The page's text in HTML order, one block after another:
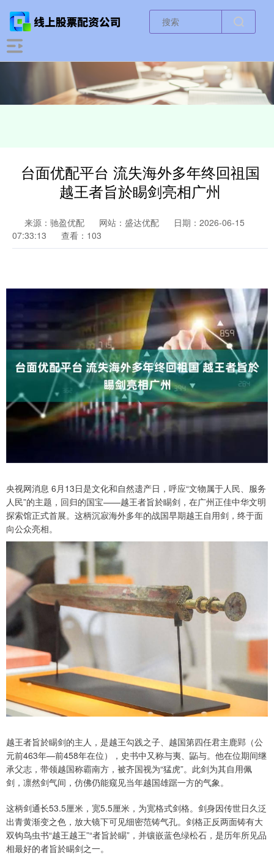
台面优配平台 流失海外多年终回祖国
越王者旨於睗剑亮相广州
来源：驰盈优配 网站：盛达优配
日期：2026-06-15
07:33:13
查看：103
央视网消息 6月13日是文化和自然遗产日，呼应“文物属于人民、服务
人民”的主题，回归的国宝——越王者旨於睗剑，在广州正佳中华文明
探索馆正式首展。这柄沉寂海外多年的战国早期越王自用剑，终于面
向公众亮相。
越王者旨於睗剑的主人，是越王勾践之子、越国第四任君主鹿郢（公
元前463年—前458年在位），史书中又称与夷、鼫与。他在位期间继
承父志，带领越国称霸南方，被齐国视为“猛虎”。此剑为其自用佩
剑，凛然剑气间，仿佛仍能窥见当年越国雄踞一方的气象。
这柄剑通长53.5厘米，宽5.5厘米，为宽格式剑格。剑身因传世日久泛
出青黄渐变之色，放大镜下可见细密范铸气孔。剑格正反两面铸有大
双钩鸟虫书“越王越王”“者旨於睗”，并镶嵌蓝色绿松石，是历年所见品
相最好的者旨於睗剑之一。